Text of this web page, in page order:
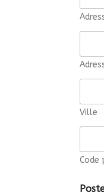
Ville
Code